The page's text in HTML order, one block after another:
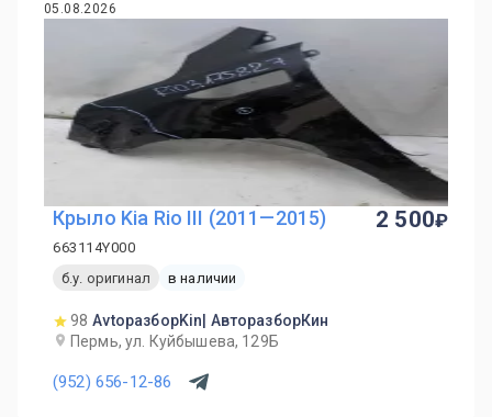
05.08.2026
Крыло Kia Rio III (2011—2015)
663114Y000
б.у. оригинал
в наличии
98 AvtoразборKin| АвторазборКин
Пермь, ул. Куйбышева, 129Б
(952) 656-12-86
2 500